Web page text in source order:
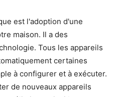
est l'adoption d'une
maison. Il a des
Tous les appareils
certaines
à configurer et à exécuter.
de nouveaux appareils